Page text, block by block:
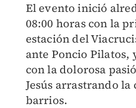
El evento inició
08:00 horas con la
estación del
ante Poncio Pilatos,
con la dolorosa
Jesús arrastrando la
barrios.